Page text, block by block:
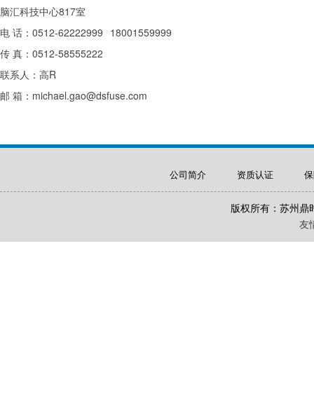
脑汇科技中心817室
电 话：0512-62222999 18001559999
传 真：0512-58555222
联系人：高R
邮 箱：michael.gao@dsfuse.com
公司简介 资质认证
版权所有：苏州
友